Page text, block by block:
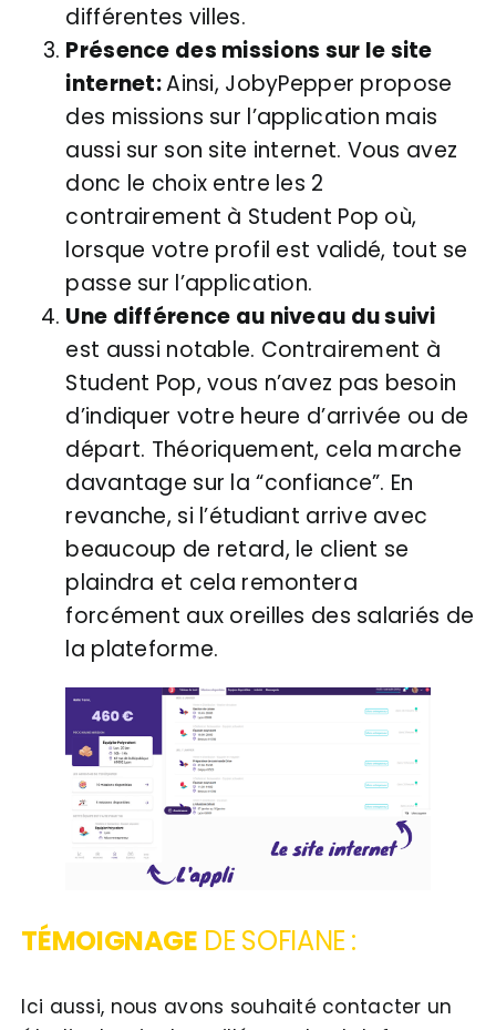
différentes villes.
Présence des missions sur le site
internet:Ainsi, JobyPepper propose
des missions sur l’application mais
aussi sur son site internet. Vous avez
donc le choix entre les 2
contrairement à Student Pop où,
lorsque votre profil est validé, tout se
passe sur l’application.
Une différence au niveau du suivi
est aussi notable. Contrairement à
Student Pop, vous n’avez pas besoin
d’indiquer votre heure d’arrivée ou de
départ. Théoriquement, cela marche
davantage sur la “confiance”. En
revanche, si l’étudiant arrive avec
beaucoup de retard, le client se
plaindra et cela remontera
forcément aux oreilles des salariés de
la plateforme.
TÉMOIGNAGE DE SOFIANE :
Ici aussi, nous avons souhaité contacter un